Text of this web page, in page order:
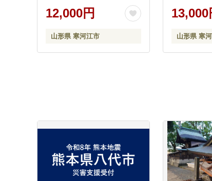
12,000円
山形県 寒河江市
13,000
山形県 寒